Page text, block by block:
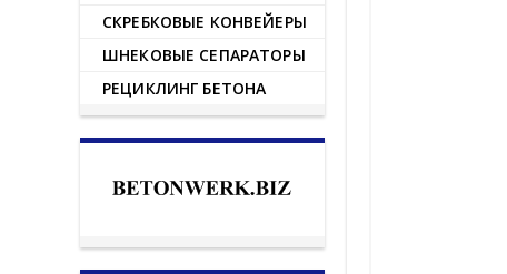
СКРЕБКОВЫЕ КОНВЕЙЕРЫ
ШНЕКОВЫЕ СЕПАРАТОРЫ
РЕЦИКЛИНГ БЕТОНА